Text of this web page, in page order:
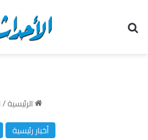
الرئيسية/
أخبار رئيسية